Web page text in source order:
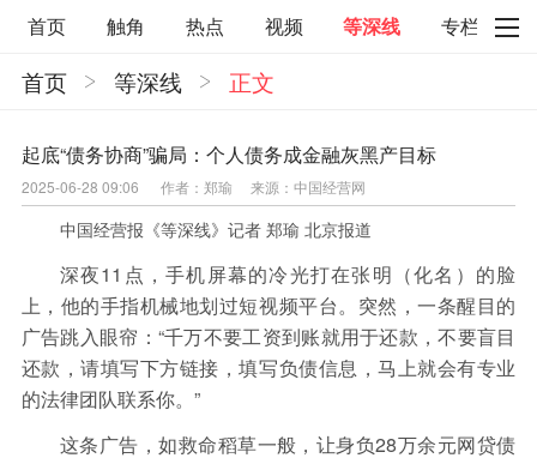
首页 触角 热点 视频 等深线 专栏
直观 见智财经
环球企业沉浮录
辉常道
荀瓜问道 商学院
报纸视频
企业面面观
太空星愿航天资讯
照理生活
贝果观点
照理说事
等深线精选
宏观经济 事件
要闻
区域经济
科技 汽车
房地产建材
能源化工
家电家居
医药健康
文娱 体育 消费
银行
首页 等深线 正文
起底“债务协商”骗局：个人债务成金融灰黑产目标
2025-06-28 09:06 作者：郑瑜 来源：中国经营网
中国经营报《等深线》记者 郑瑜 北京报道
深夜11点，手机屏幕的冷光打在张明（化名）的脸
上，他的手指机械地划过短视频平台。突然，一条醒目的
广告跳入眼帘：“千万不要工资到账就用于还款，不要盲目
还款，请填写下方链接，填写负债信息，马上就会有专业
的法律团队联系你。”
这条广告，如救命稻草一般，让身负28万余元网贷债